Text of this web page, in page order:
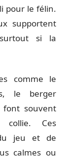
pour le félin.
supportent
si la
comme le
le berger
souvent
Ces
jeu et de
calmes ou